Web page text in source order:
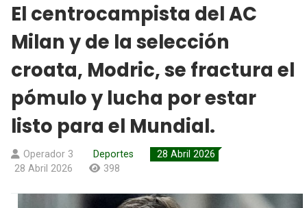
El centrocampista del AC
Milan y de la selección
croata, Modric, se fractura el
pómulo y lucha por estar
listo para el Mundial.
Operador 3 Deportes
28 Abril 2026
28 Abril 2026
398